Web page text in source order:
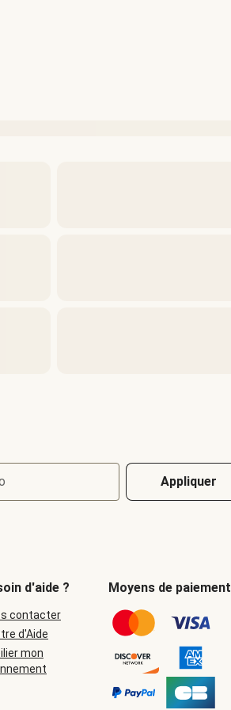
Appliquer
d'aide ?
contacter
d'Aide
mon
Moyens de paiement